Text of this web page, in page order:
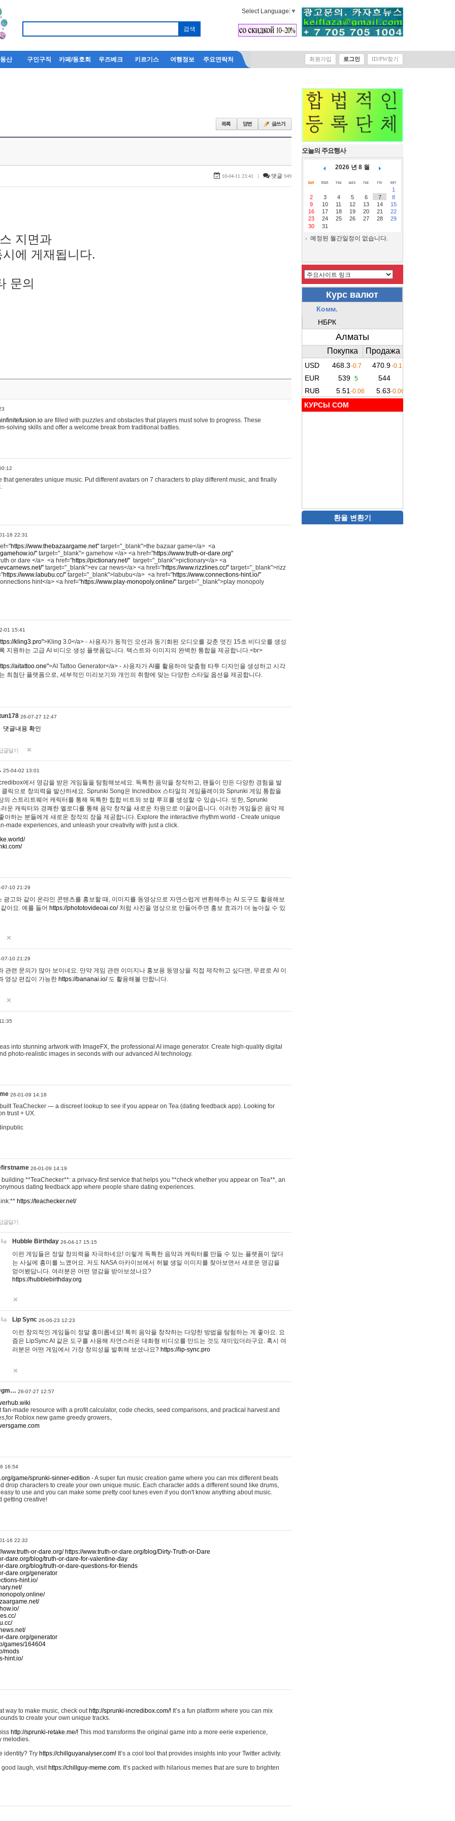
Select Language ▼
산 구인구직 카페/동호회 우즈베크 키르기스 여행정보 주요연락처 회원가입 로그인 ID/PW찾기
18-04-11 23:41 | 댓글 949
지면과
에 게재됩니다.
문의
are filled with puzzles and obstacles that players must solve to progress. These
solving skills and offer a welcome break from traditional battles.
that generates unique music. Put different avatars on 7 characters to play different music, and finally
16 22:31
https://www.thebazaargame.net" target="_blank">the bazaar game</a> <a
" target="_blank"> gamehow </a> <a href="https://www.truth-or-dare.org"
or dare </a> <a href="https://pictionary.net/" target="_blank">pictionary</a> <a
" target="_blank">ev car news</a> <a href="https://www.rizzlines.cc/" target="_blank">rizz
https://www.labubu.cc/" target="_blank">labubu</a> <a href="https://www.connections-hint.io/"
hint</a> <a href="https://www.play-monopoly.online/" target="_blank">play monopoly
01 15:41
kling3.pro">Kling 3.0</a> - 사용자가 동적인 모션과 동기화된 오디오를 갖춘 멋진 15초 비디오를 생성
지원하는 고급 AI 비디오 생성 플랫폼입니다. 텍스트와 이미지의 완벽한 통합을 제공합니다.<br>
aitattoo.one">AI Tattoo Generator</a> - 사용자가 AI를 활용하여 맞춤형 타투 디자인을 생성하고 시각
최첨단 플랫폼으로, 세부적인 미리보기와 개인의 취향에 맞는 다양한 스타일 옵션을 제공합니다.
26-07-27 12:47
댓글내용 확인
글달기
25-04-02 13:01
에서 영감을 받은 게임들을 탐험해보세요. 독특한 음악을 창작하고, 팬들이 만든 다양한 경험을 발
클릭으로 창의력을 발산하세요. Sprunki Song은 Incredibox 스타일의 게임플레이와 Sprunki 게임 통합을
의 스트리트웨어 캐릭터를 통해 독특한 힙합 비트와 보컬 루프를 생성할 수 있습니다. 또한, Sprunki
운 캐릭터와 경쾌한 멜로디를 통해 음악 창작을 새로운 차원으로 이끌어줍니다. 이러한 게임들은 음악 제
아하는 분들에게 새로운 창작의 장을 제공합니다. Explore the interactive rhythm world - Create unique
made experiences, and unleash your creativity with just a click.
07-10 21:29
광고와 같이 온라인 콘텐츠를 홍보할 때, 이미지를 동영상으로 자연스럽게 변환해주는 AI 도구도 활용해보
아요. 예를 들어 https://phototovideoai.co/처럼 사진을 영상으로 만들어주면 홍보 효과가 더 높아질 수 있
07-10 21:29
관련 문의가 많아 보이네요. 만약 게임 관련 이미지나 홍보용 동영상을 직접 제작하고 싶다면, 무료로 AI 이
영상 편집이 가능한 https://bananai.io/도 활용해볼 만합니다.
into stunning artwork with ImageFX, the professional AI image generator. Create high-quality digital
photo-realistic images in seconds with our advanced AI technology.
26-01-09 14:18
TeaChecker — a discreet lookup to see if you appear on Tea (dating feedback app). Looking for
trust + UX.
26-01-09 14:19
building **TeaChecker**: a privacy-first service that helps you **check whether you appear on Tea**, an
dating feedback app where people share dating experiences.
https://teachecker.net/
글달기
Hubble Birthday 26-04-17 15:15
이런 게임들은 정말 창의력을 자극하네요! 이렇게 독특한 음악과 캐릭터를 만들 수 있는 플랫폼이 많다
는 사실에 흥미를 느꼈어요. 저도 NASA 아카이브에서 허블 생일 이미지를 찾아보면서 새로운 영감을
얻어봤답니다. 여러분은 어떤 영감을 받아보셨나요?
https://hubblebirthday.org
Lip Sync 26-06-23 12:23
이런 창의적인 게임들이 정말 흥미롭네요! 특히 음악을 창작하는 다양한 방법을 탐험하는 게 좋아요. 요
즘은 LipSync AI 같은 도구를 사용해 자연스러운 대화형 비디오를 만드는 것도 재미있더라구요. 혹시 여
러분은 어떤 게임에서 가장 창의성을 발휘해 보셨나요? https://lip-sync.pro
26-07-27 12:57
made resource with a profit calculator, code checks, seed comparisons, and practical harvest and
Roblox new game greedy growers。
16:54
game/sprunki-sinner-edition - A super fun music creation game where you can mix different beats
drop characters to create your own unique music. Each character adds a different sound like drums,
to use and you can make some pretty cool tunes even if you don't know anything about music.
getting creative!
16 22:32
www.truth-or-dare.org/ https://www.truth-or-dare.org/blog/Dirty-Truth-or-Dare
dare.org/blog/truth-or-dare-for-valentine-day
dare.org/blog/truth-or-dare-questions-for-friends
dare.org/generator
hint.io/
dare.org/generator
games/164604
mods
hint.io/
way to make music, check out http://sprunki-incredibox.com/! It’s a fun platform where you can mix
to create your own unique tracks.
http://sprunki-retake.me/! This mod transforms the original game into a more eerie experience,
melodies.
identity? Try https://chillguyanalyser.com! It’s a cool tool that provides insights into your Twitter activity.
good laugh, visit https://chillguy-meme.com. It’s packed with hilarious memes that are sure to brighten
오늘의 주요행사
2026 년 8 월
1
2
3 4 5 6 7
8
9
10 11 12 13 14
15
16
17 18 19 20 21
22
23
24 25 26 27 28
29
30
31
예정된 월간일정이 없습니다.
КУРСЫ COM
환율 변환기